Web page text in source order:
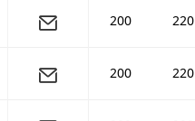
200 220
200 220